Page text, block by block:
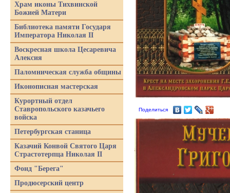
Поделиться
Храм иконы Тихвинской
Божией Матери
Библиотека памяти Государя
Императора Николая II
Воскресная школа Цесаревича
Алексия
Паломническая служба общины
Иконописная мастерская
Курортный отдел
Ставропольского казачьего
войска
Петербургская станица
Казачий Конвой Святого Царя
Страстотерпца Николая II
Фонд "Берега"
Продюсерский центр